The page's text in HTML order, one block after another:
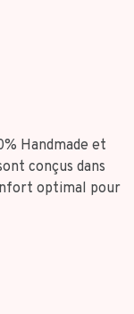
Handmade et
conçus dans
optimal pour